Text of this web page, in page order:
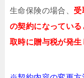
生命保険の場合、 受
の契約になってい
取時に贈与税が発